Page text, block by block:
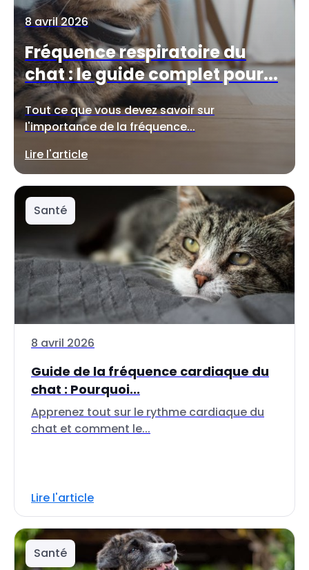
8 avril 2026
Fréquence respiratoire du
chat : le guide complet pour...
Tout ce que vous devez savoir sur
l'importance de la fréquence...
Lire l'article
Santé
8 avril 2026
Guide de la fréquence cardiaque du
chat : Pourquoi...
Apprenez tout sur le rythme cardiaque du
chat et comment le...
Lire l'article
Santé